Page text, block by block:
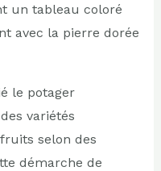
un tableau coloré
avec la pierre dorée
le potager
variétés
selon des
démarche de